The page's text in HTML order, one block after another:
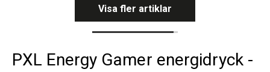
PXL Energy Gamer energidryck -
Visa fler artiklar